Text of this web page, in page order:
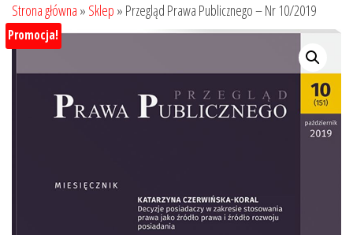
Strona główna » Sklep » Przegląd Prawa Publicznego – Nr 10/2019
Promocja!